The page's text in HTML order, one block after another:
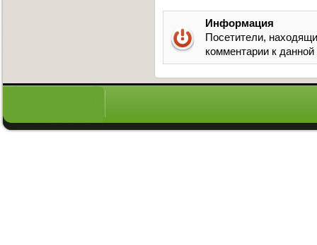
Информация
Посетители,
комментарии к